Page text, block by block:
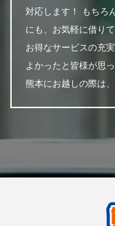
対応します！ もちろ
にも、お気軽に借り
お得なサービスの充
よかったと皆様が思
熊本にお越しの際は